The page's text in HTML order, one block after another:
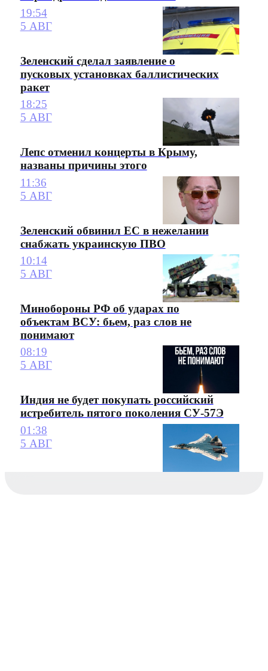
19:54
5 АВГ
Зеленский сделал заявление о
пусковых установках баллистических
ракет
18:25
5 АВГ
Лепс отменил концерты в Крыму,
названы причины этого
11:36
5 АВГ
Зеленский обвинил ЕС в нежелании
снабжать украинскую ПВО
10:14
5 АВГ
Минобороны РФ об ударах по
объектам ВСУ: бьем, раз слов не
понимают
08:19
5 АВГ
Индия не будет покупать российский
истребитель пятого поколения СУ-57Э
01:38
5 АВГ